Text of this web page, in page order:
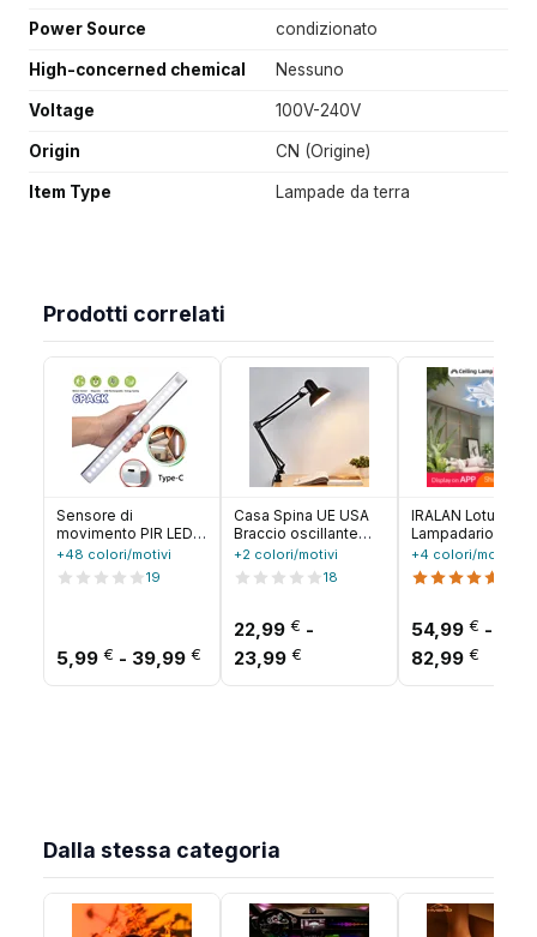
Power Source condizionato
High-concerned chemical Nessuno
Voltage 100V-240V
Origin CN (Origine)
Item Type Lampade da terra
Prodotti correlati
Sensore di
movimento PIR LED
sotto l'armadio
Lampada
dimmerabile
Corridoio Tubo Bar
+48 colori/motivi
19
5,99 € - 39,99 € Fascia di prezzo: da 5,99 € a 39,99 €
Casa Spina UE USA
Braccio oscillante
flessibile Morsetto
Lampada da ufficio
Studio E27/E26
Lampada da
scrivania nera AC85-
265V Lampade a
+2 colori/motivi
18
22,99 € -
23,99 € Fascia di prezzo: da
IRALAN Lotus
Lampadario APP
RC Dimmerabile
infinitamente
Lampada da
Camera da letto e
cucina Lustre
Illuminazione per
+4 colori/motivi
54,99 € -
82,99 €
Dalla stessa categoria